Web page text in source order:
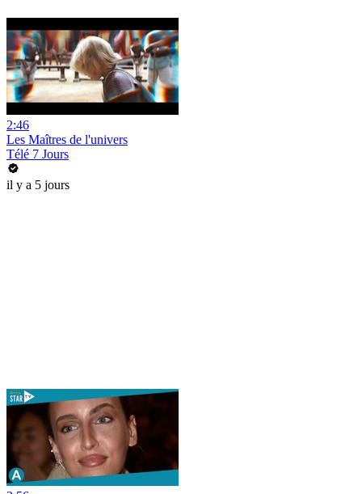
2:46
Les Maîtres de l'univers
Télé 7 Jours
il y a 5 jours